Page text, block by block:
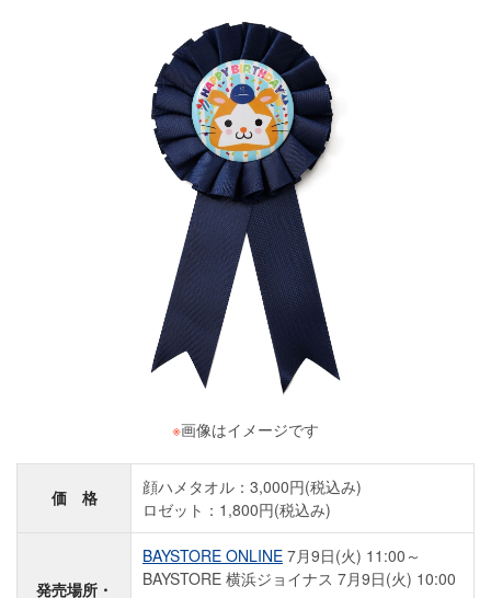
※画像はイメージです
価 格
顔ハメタオル：3,000円(税込み)
ロゼット：1,800円(税込み)
発売場所・
BAYSTORE ONLINE 7月9日(火) 11:00～
BAYSTORE 横浜ジョイナス 7月9日(火) 10:00